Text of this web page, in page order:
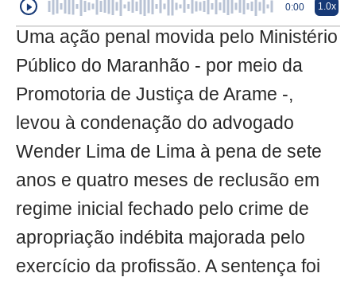
0:00 1.0x
Uma ação penal movida pelo Ministério
Público do Maranhão - por meio da
Promotoria de Justiça de Arame -,
levou à condenação do advogado
Wender Lima de Lima à pena de sete
anos e quatro meses de reclusão em
regime inicial fechado pelo crime de
apropriação indébita majorada pelo
exercício da profissão. A sentença foi